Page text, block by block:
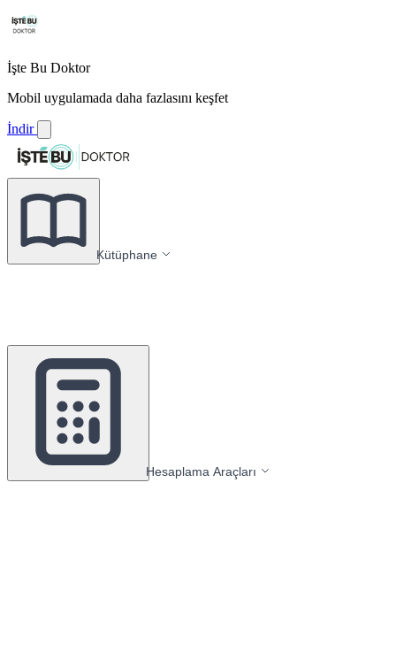
İşte Bu Doktor
Mobil uygulamada daha fazlasını keşfet
İndir
Kütüphane
Hesaplama Araçları